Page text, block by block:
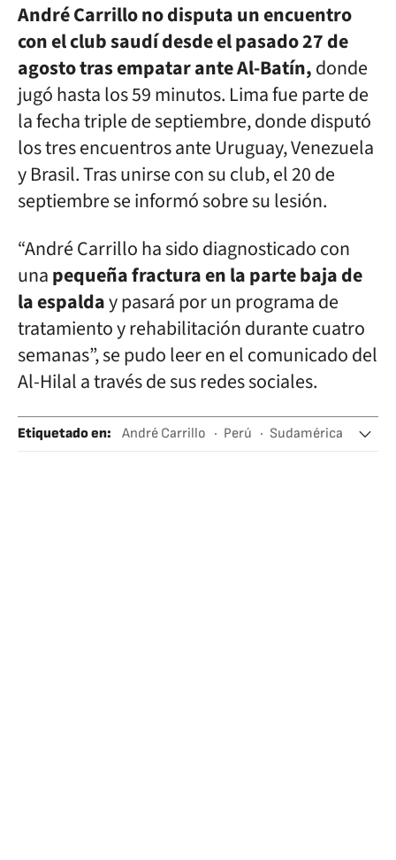
André Carrillo no disputa un encuentro
con el club saudí desde el pasado 27 de
agosto tras empatar ante Al-Batín,donde
jugó hasta los 59 minutos. Lima fue parte de
la fecha triple de septiembre, donde disputó
los tres encuentros ante Uruguay, Venezuela
y Brasil. Tras unirse con su club, el 20 de
septiembre se informó sobre su lesión.
“André Carrillo ha sido diagnosticado con
unapequeña fractura en la parte baja de
la espalday pasará por un programa de
tratamiento y rehabilitación durante cuatro
semanas”, se pudo leer en el comunicado del
Al-Hilal a través de sus redes sociales.
Etiquetado en: André Carrillo Perú
Sudamérica